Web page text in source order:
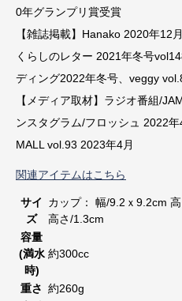
0年グランプリ賞受賞
【雑誌掲載】Hanako 2020年12
くらしのレター 2021年冬号
ディング2022年冬号、veggy
【メディア取材】ラジオ番組/
ンスタグラム/フロッシュ 2022
MALL vol.93 2023年4月
関連アイテムはこちら
サイ
ズ
カップ： 幅/9.2ｘ9.2cm
高さ/1.3cm
容量
(満水
時)
約300cc
重さ 約260g